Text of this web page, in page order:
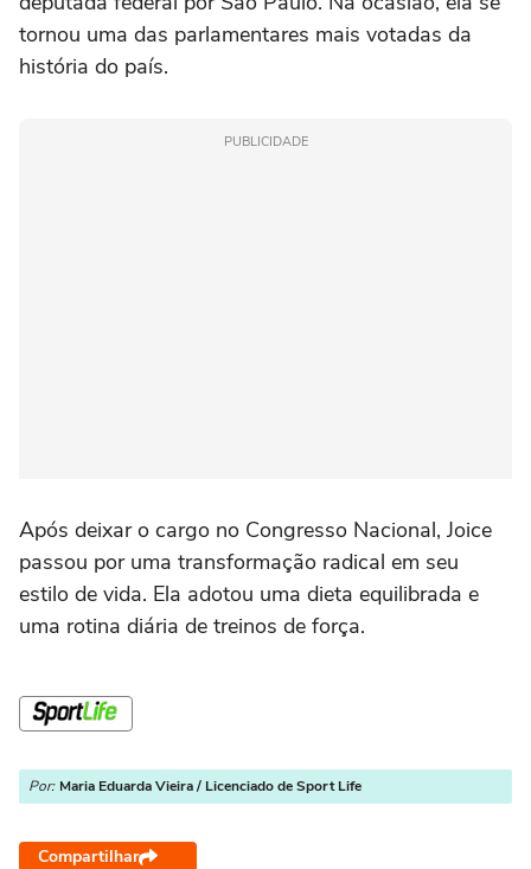
tornou uma das parlamentares mais votadas da
história do país.
PUBLICIDADE
Após deixar o cargo no Congresso Nacional, Joice
passou por uma transformação radical em seu
estilo de vida. Ela adotou uma dieta equilibrada e
uma rotina diária de treinos de força.
Por: Maria Eduarda Vieira / Licenciado de Sport Life
Compartilhar